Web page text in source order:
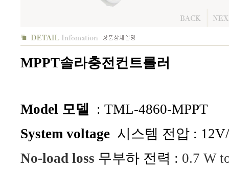
MPPT솔라충전컨트롤러
Model 모델 : TML-4860-MPPT
System voltage 시스템 전압 :
No-load loss 무부하 전력 : 0.7 W